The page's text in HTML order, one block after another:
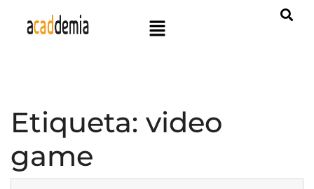
Etiqueta: video
game